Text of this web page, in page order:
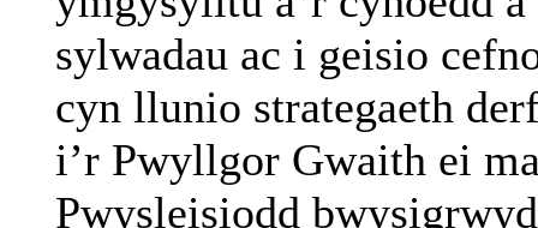
sylwadau ac i geisio
cyn llunio strategaeth
i’r Pwyllgor Gwaith ei
Pwysleisiodd